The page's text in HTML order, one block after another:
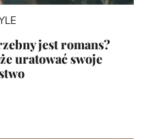
jest romans?
uratować swoje